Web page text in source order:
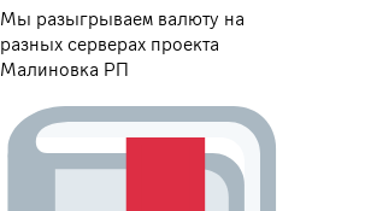
Мы разыгрываем валюту на
разных серверах проекта
Малиновка РП